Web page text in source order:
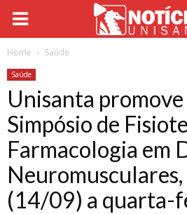
Home Saúde
Saúde
Unisanta promove
Simpósio de
Farmacologia em
Neuromusculares,
(14/09) a quarta-